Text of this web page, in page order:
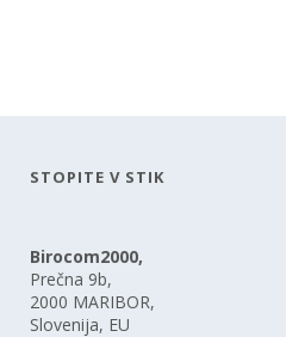
STOPITE V STIK
Birocom2000,
Prečna 9b,
2000 MARIBOR,
Slovenija, EU